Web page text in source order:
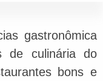
gastronômica
de culinária do
bons e